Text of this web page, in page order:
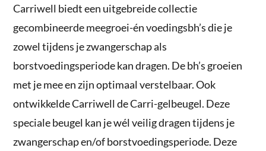
Carriwell biedt een uitgebreide collectie
gecombineerde meegroei-én voedingsbh’s die je
zowel tijdens je zwangerschap als
borstvoedingsperiode kan dragen. De bh’s groeien
met je mee en zijn optimaal verstelbaar. Ook
ontwikkelde Carriwell de Carri-gelbeugel. Deze
speciale beugel kan je wél veilig dragen tijdens je
zwangerschap en/of borstvoedingsperiode. Deze